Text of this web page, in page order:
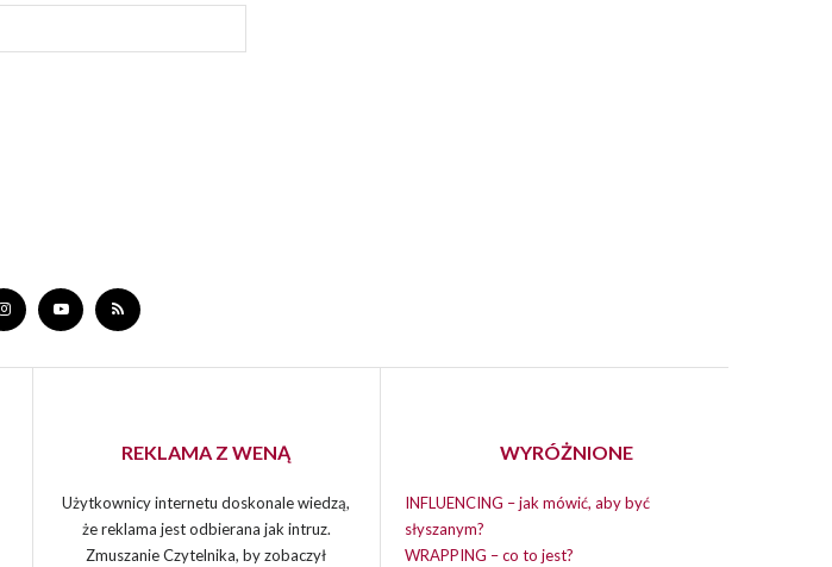
REKLAMA Z WENĄ
Użytkownicy internetu doskonale wiedzą,
że reklama jest odbierana jak intruz.
Zmuszanie Czytelnika, by zobaczył
WYRÓŻNIONE
INFLUENCING – jak mówić, aby być
słyszanym?
WRAPPING – co to jest?